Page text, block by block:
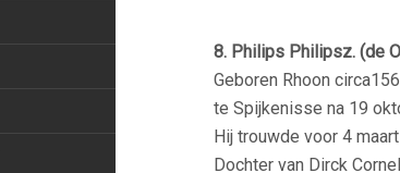
8. Philips Philipsz. (de
Geboren Rhoon
te Spijkenisse na 19
Hij trouwde voor 4
Dochter van Dirck